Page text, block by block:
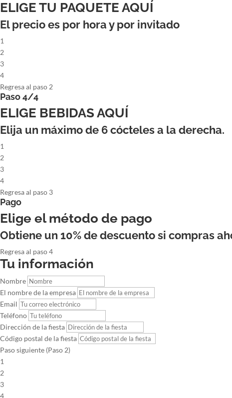
ELIGE TU PAQUETE AQUÍ
El precio es por hora y por invitado
1
2
3
4
Regresa al paso 2
Paso 4/4
ELIGE BEBIDAS AQUÍ
Elija un máximo de 6cócteles a la derecha.
1
2
3
4
Regresa al paso 3
Pago
Elige el método de pago
Obtiene un 10% de descuento si compras
Regresa al paso 4
Tu información
Nombre
El nombre de la empresa
Email
Teléfono
Dirección de la fiesta
Código postal de la fiesta
Paso siguiente (Paso 2)
1
2
3
4